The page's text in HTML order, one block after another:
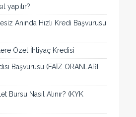
yapılır?
Anında Hızlı Kredi Başvurusu
Özel İhtiyaç Kredisi
Başvurusu (FAİZ ORANLARI
Bursu Nasıl Alınır? (KYK